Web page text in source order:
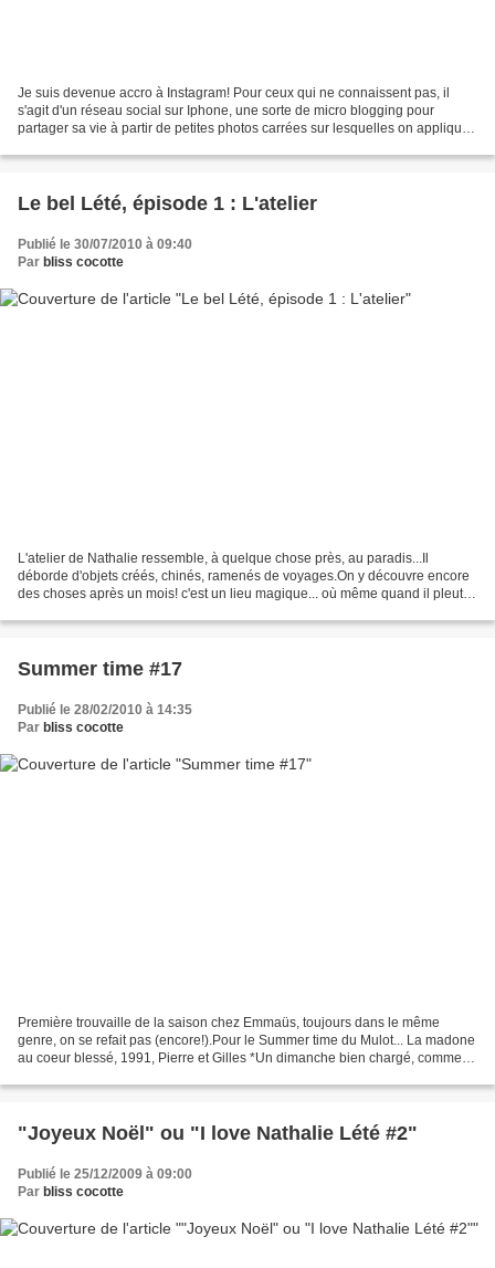
Je suis devenue accro à Instagram! Pour ceux qui ne connaissent pas, il
s'agit d'un réseau social sur Iphone, une sorte de micro blogging pour
partager sa vie à partir de petites photos carrées sur lesquelles on applique
Le bel Lété, épisode 1 : L'atelier
Publié le 30/07/2010 à 09:40
Par bliss cocotte
L'atelier de Nathalie ressemble, à quelque chose près, au paradis...Il
déborde d'objets créés, chinés, ramenés de voyages.On y découvre encore
des choses après un mois! c'est un lieu magique... où même quand il pleut
Summer time #17
Publié le 28/02/2010 à 14:35
Par bliss cocotte
Première trouvaille de la saison chez Emmaüs, toujours dans le même
genre, on se refait pas (encore!).Pour le Summer time du Mulot... La madone
au coeur blessé, 1991, Pierre et Gilles *Un dimanche bien chargé, comme
"Joyeux Noël" ou "I love Nathalie Lété #2"
Publié le 25/12/2009 à 09:00
Par bliss cocotte